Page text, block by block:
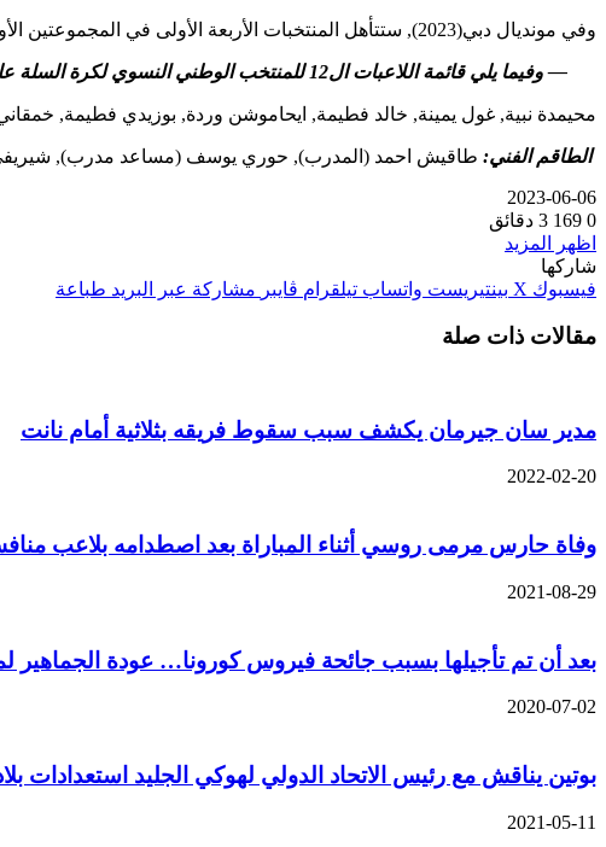
وفي مونديال دبي(2023), ستتأهل المنتخبات الأربعة الأولى في المجموعتين الأولى و الثانية من الدور الأول إلى ربع النهائي, فيما سيلعب صاحبا المركزين الأخيرين المقابلات الترتيبية من اجل المراكز من 9 إلى 12.
— وفيما يلي قائمة اللاعبات ال12 للمنتخب الوطني النسوي لكرة السلة على الكراسي المشارك في مونديال دبي :
محيمدة نبية, غول يمينة, خالد فطيمة, ايحاموشن وردة, بوزيدي فطيمة,
الطاقم الفني: طاقيش احمد (المدرب), حوري يوسف (مساعد مدرب), شيريفي
2023-06-06
0
3 دقائق
اظهر المزيد
شاركها
فيسبوك ‫X بينتيريست واتساب تيلقرام ڤايبر مشاركة عبر البريد طباعة
مقالات ذات صلة
مدير سان جيرمان يكشف سبب سقوط فريقه بثلاثية أمام نانت
2022-02-20
وفاة حارس مرمى روسي أثناء المباراة بعد اصطدامه بلاعب
2021-08-29
بعد أن تم تأجيلها بسبب جائحة فيروس كورونا… عودة الجماهير
2020-07-02
بوتين يناقش مع رئيس الاتحاد الدولي لهوكي الجليد استعدادات
2021-05-11